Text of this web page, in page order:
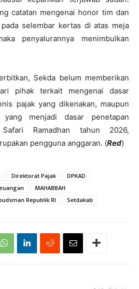
catatan mengenai honor tim dan
selembar kertas di atas meja
penyalurannya menimbulkan
Sekda belum memberikan
pihak terkait mengenai dasar
pajak yang dikenakan, maupun
yang menjadi dasar penetapan
Ramadhan tahun 2026,
pengguna anggaran. (Red)
Direktorat Pajak
DPKAD
MAHABBAH
Republik RI Setdakab